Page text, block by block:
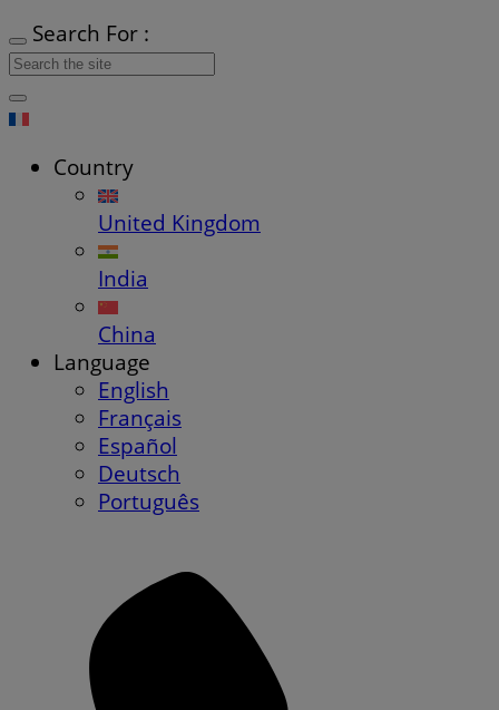
Search For :
Country
United Kingdom
India
China
Language
English
Français
Español
Deutsch
Português